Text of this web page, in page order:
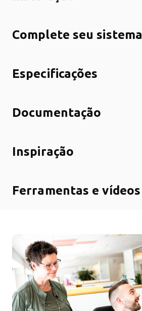
Complete seu sistema
Especificações
Documentação
Inspiração
Ferramentas e vídeos